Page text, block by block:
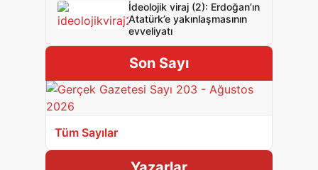
İdeolojik viraj (2): Erdoğan’ın
Atatürk’e yakınlaşmasının
evveliyatı
Son Sayı
Tüm Sayılar